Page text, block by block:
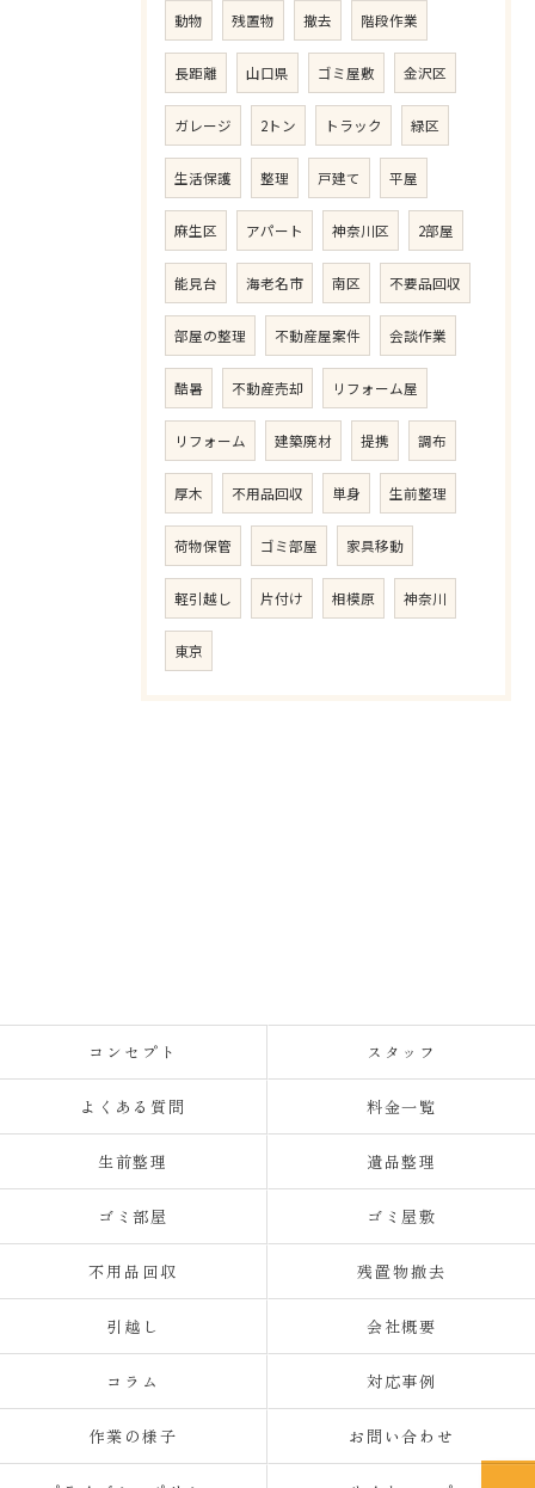
動物 残置物 撤去 階段作業
長距離 山口県 ゴミ屋敷 金沢区
ガレージ 2トン トラック 緑区
生活保護 整理 戸建て 平屋
麻生区 アパート 神奈川区 2部屋
能見台 海老名市 南区 不要品回収
部屋の整理 不動産屋案件 会談作業
酷暑 不動産売却 リフォーム屋
リフォーム 建築廃材 提携 調布
厚木 不用品回収 単身 生前整理
荷物保管 ゴミ部屋 家具移動
軽引越し 片付け 相模原 神奈川
東京
コンセプト スタッフ
よくある質問 料金一覧
生前整理 遺品整理
ゴミ部屋 ゴミ屋敷
不用品回収 残置物撤去
引越し 会社概要
コラム 対応事例
作業の様子 お問い合わせ